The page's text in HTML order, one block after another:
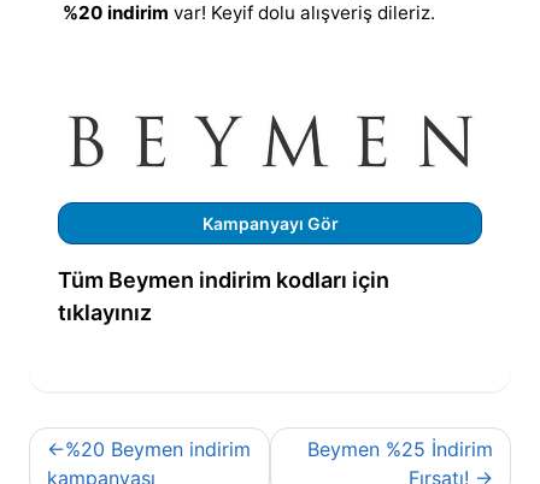
%20 indirim var! Keyif dolu alışveriş dileriz.
Kampanyayı Gör
Tüm Beymen indirim kodları için
tıklayınız
Yazı%20 Beymen indirim
kampanyası
Beymen %25 İndirim
Fırsatı!